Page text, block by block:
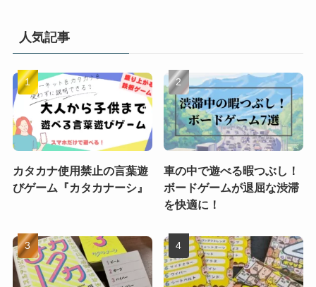
人気記事
カタカナ使用禁止の言葉遊
びゲーム『カタカナーシ』
車の中で遊べる暇つぶし！
ボードゲームが退屈な渋滞
を快適に！